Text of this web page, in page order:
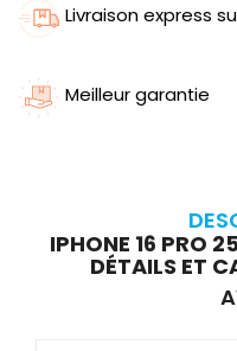
Livraison express
Meilleur garantie
IPHONE 16 PRO
DÉTAILS ET